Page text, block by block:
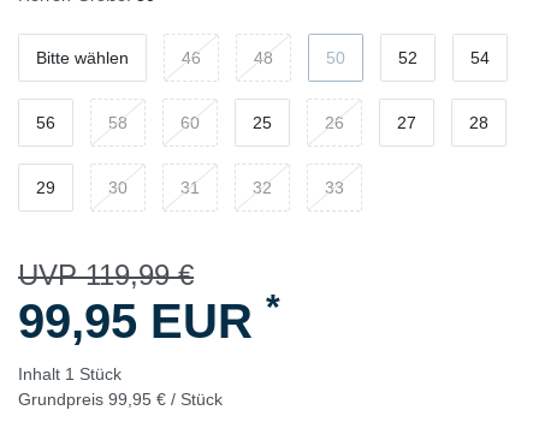
Bitte wählen 46 48 50 52 54
56 58 60 25 26 27 28
29 30 31 32 33
UVP 119,99 €
99,95 EUR *
Inhalt 1 Stück
Grundpreis 99,95 € / Stück